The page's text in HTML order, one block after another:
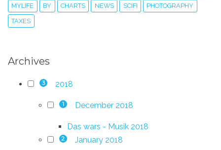
MYLIFE BY CHARTS NEWS SCIFI PHOTOGRAPHY
TAXES
Archives
3 2018
1 December 2018
Das wars - Musik 2018
2 January 2018